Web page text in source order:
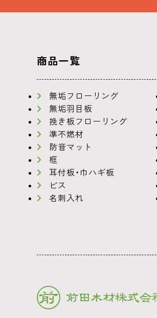
商品一覧
無垢フローリング
無垢羽目板
挽き板フローリング
準不燃材
防音マット
框
耳付板・巾ハギ板
ビス
名刺入れ